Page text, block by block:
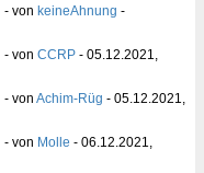
- von keineAhnung -
- von CCRP - 05.12.2021,
- von Achim-Rüg - 05.12.2021,
- von Molle - 06.12.2021,